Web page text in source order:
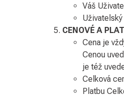
Váš
CENOVÉ A
Cena je
Cenou
je též
Celková
Platbu